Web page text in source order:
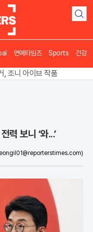
검
연예타임즈 Sports 건강
, 조니 아이브 작품
력 보니 ‘와...’